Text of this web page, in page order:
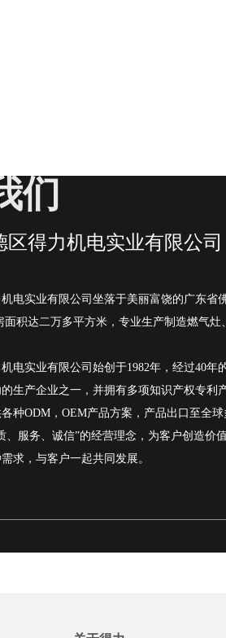
们
区得力机电实业有限公司
电实业有限公司坐落于美丽富饶的广东省
面积达二万多平方米，专业生产制造燃气
电实业有限公司始创于1982年，经过40年
生产企业之一，并拥有多项知识产权专利
种ODM，OEM产品方案，产品出口至全
、服务、诚信”的经营理念，为客户创造价
求，与客户一起共同发展。